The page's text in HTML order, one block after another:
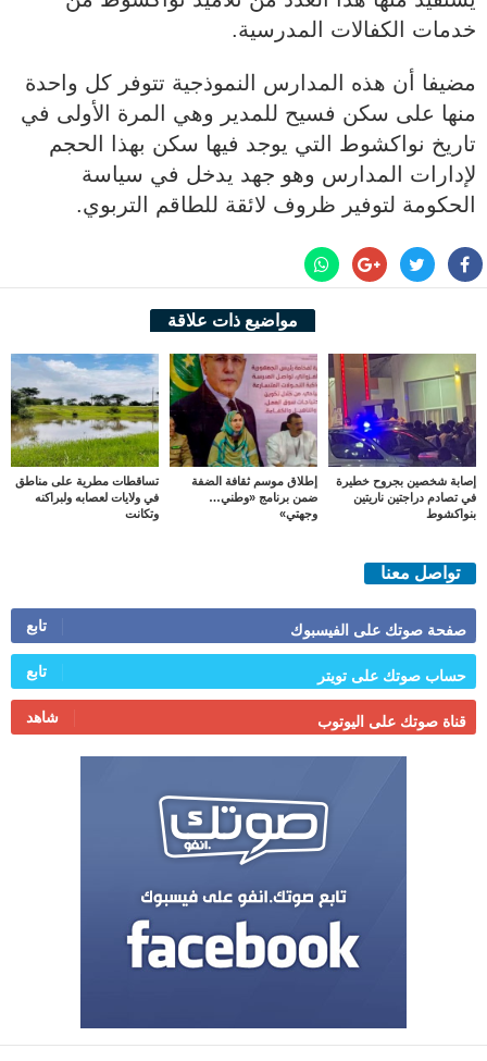
خدمات الكفالات المدرسية.
مضيفا أن هذه المدارس النموذجية تتوفر كل واحدة
منها على سكن فسيح للمدير وهي المرة الأولى في
تاريخ نواكشوط التي يوجد فيها سكن بهذا الحجم
لإدارات المدارس وهو جهد يدخل في سياسة
الحكومة لتوفير ظروف لائقة للطاقم التربوي.
مواضيع ذات علاقة
إصابة شخصين بجروح خطيرة
في تصادم دراجتين ناريتين
بنواكشوط
إطلاق موسم ثقافة الضفة
ضمن برنامج «وطني…
وجهتي»
تساقطات مطرية على مناطق
في ولايات لعصابه ولبراكنه
وتكانت
تواصل معنا
صفحة صوتك على الفيسبوك تابع
حساب صوتك على تويتر تابع
قناة صوتك على اليوتوب شاهد